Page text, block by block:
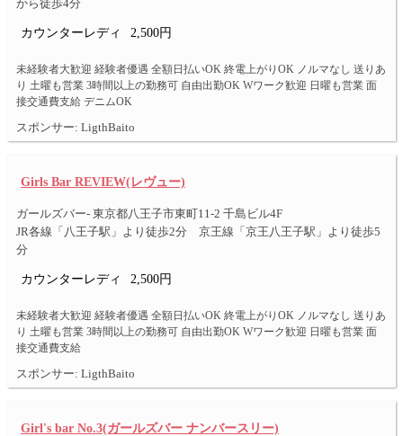
から徒歩4分
カウンターレディ 2,500円
未経験者大歓迎 経験者優遇 全額日払いOK 終電上がりOK ノルマなし 送りあ
り 土曜も営業 3時間以上の勤務可 自由出勤OK Wワーク歓迎 日曜も営業 面
接交通費支給 デニムOK
スポンサー: LigthBaito
Girls Bar REVIEW(レヴュー)
ガールズバー- 東京都八王子市東町11-2 千島ビル4F
JR各線「八王子駅」より徒歩2分 京王線「京王八王子駅」より徒歩5
分
カウンターレディ 2,500円
未経験者大歓迎 経験者優遇 全額日払いOK 終電上がりOK ノルマなし 送りあ
り 土曜も営業 3時間以上の勤務可 自由出勤OK Wワーク歓迎 日曜も営業 面
接交通費支給
スポンサー: LigthBaito
Girl's bar No.3(ガールズバー ナンバースリー)